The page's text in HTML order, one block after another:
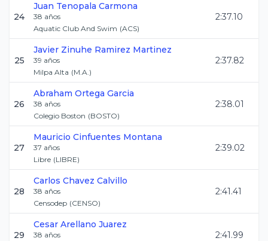
24
Juan Tenopala Carmona
38 años
Aquatic Club And Swim (ACS)
2:37.10
25
Javier Zinuhe Ramirez Martinez
39 años
Milpa Alta (M.A.)
2:37.82
26
Abraham Ortega Garcia
38 años
Colegio Boston (BOSTO)
2:38.01
27
Mauricio Cinfuentes Montana
37 años
Libre (LIBRE)
2:39.02
28
Carlos Chavez Calvillo
38 años
Censodep (CENSO)
2:41.41
29
Cesar Arellano Juarez
38 años
2:41.99